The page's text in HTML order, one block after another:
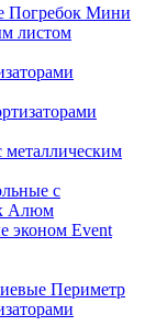
Погребок Мини
листом
с
Алюм
эконом Event
Периметр